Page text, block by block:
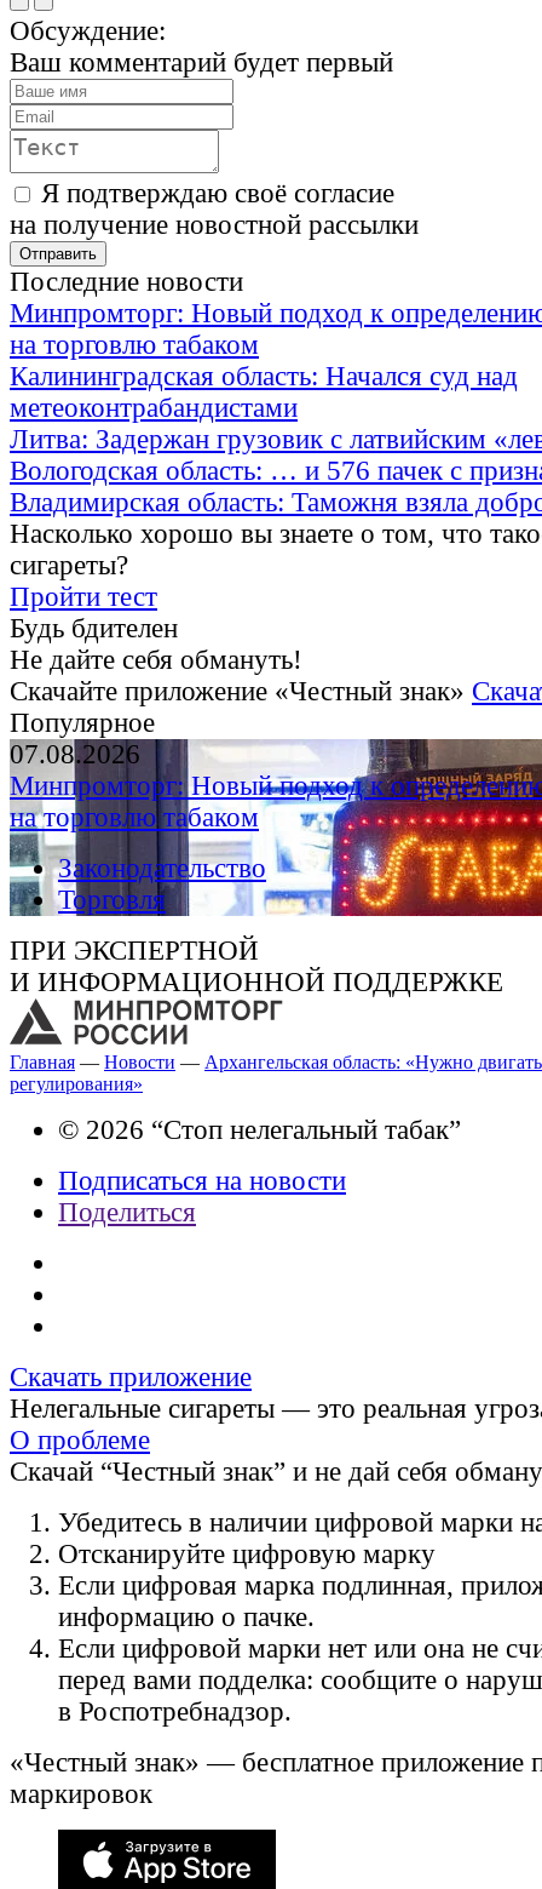
Обсуждение:
Ваш комментарий будет первый
Я подтверждаю своё согласие
на получение новостной рассылки
Последние новости
Минпромторг: Новый подход к
на торговлю табаком
Калининградская область: Начался суд над
метеоконтрабандистами
Литва: Задержан грузовик с латвийским
Вологодская область: … и 576 пачек с
Владимирская область: Таможня взяла
Насколько хорошо вы знаете о том, что
сигареты?
Пройти тест
Будь бдителен
Не дайте себя обмануть!
Скачайте приложение «Честный знак»
Популярное
07.08.2026
Минпромторг: Новый подход к
на торговлю табаком
Законодательство
Торговля
ПРИ ЭКСПЕРТНОЙ
И ИНФОРМАЦИОННОЙ ПОДДЕРЖКЕ
Главная — Новости — Архангельская область: «Нужно
регулирования»
© 2026 “Стоп нелегальный табак”
Подписаться на новости
Поделиться
Скачать приложение
Нелегальные сигареты — это реальная
О проблеме
Скачай “Честный знак” и не дай себя
Убедитесь в наличии цифровой марки
Отсканируйте цифровую марку
Если цифровая марка подлинная,
информацию о пачке.
Если цифровой марки нет или она не
перед вами подделка: сообщите о
в Роспотребнадзор.
«Честный знак» — бесплатное приложение
маркировок